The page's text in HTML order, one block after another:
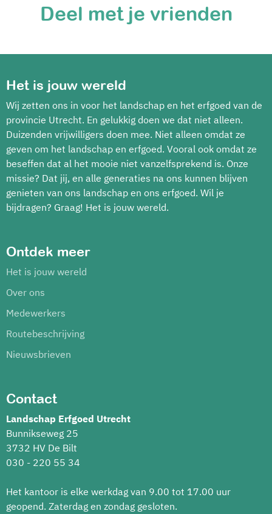
Deel met je vrienden
Het is jouw wereld
Wij zetten ons in voor het landschap en het erfgoed van de
provincie Utrecht. En gelukkig doen we dat niet alleen.
Duizenden vrijwilligers doen mee. Niet alleen omdat ze
geven om het landschap en erfgoed. Vooral ook omdat ze
beseffen dat al het mooie niet vanzelfsprekend is. Onze
missie? Dat jij, en alle generaties na ons kunnen blijven
genieten van ons landschap en ons erfgoed. Wil je
bijdragen? Graag! Het is jouw wereld.
Ontdek meer
Het is jouw wereld
Over ons
Medewerkers
Routebeschrijving
Nieuwsbrieven
Contact
Landschap Erfgoed Utrecht
Bunnikseweg 25
3732 HV De Bilt
030 - 220 55 34
Het kantoor is elke werkdag van 9.00 tot 17.00 uur
geopend. Zaterdag en zondag gesloten.